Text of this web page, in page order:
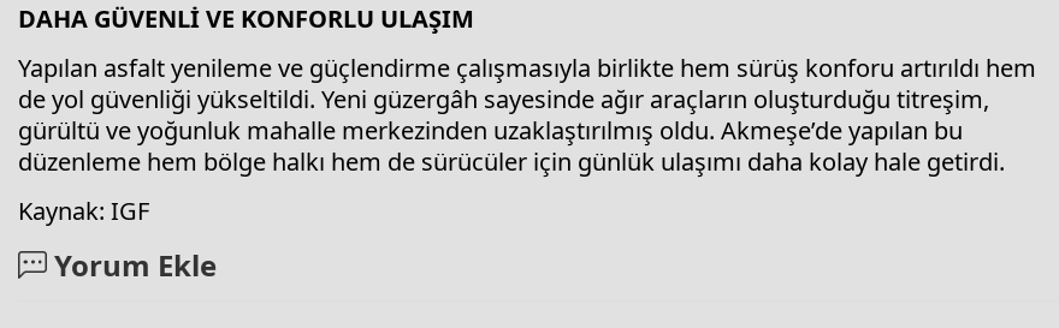
DAHA GÜVENLİ VE KONFORLU ULAŞIM
Yapılan asfalt yenileme ve güçlendirme çalışmasıyla birlikte hem sürüş konforu artırıldı hem
de yol güvenliği yükseltildi. Yeni güzergâh sayesinde ağır araçların oluşturduğu titreşim,
gürültü ve yoğunluk mahalle merkezinden uzaklaştırılmış oldu. Akmeşe’de yapılan bu
düzenleme hem bölge halkı hem de sürücüler için günlük ulaşımı daha kolay hale getirdi.
Kaynak: IGF
Yorum Ekle